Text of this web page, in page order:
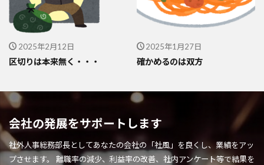
2025年2月12日
区切りは本来無く・・・
2025年1月27日
確かめるのは双方
会社の発展をサポートします
社外人事総務部長としてあなたの会社の「社風」を良くし、業績をアッ
プさせます。 離職率の減少、利益率の改善、社内アンケート等で結果を